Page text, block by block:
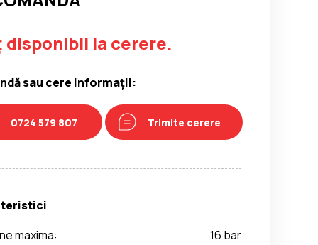
disponibil la cerere.
sau cere informații:
0724 579 807 Trimite cerere
maxima:
16 bar